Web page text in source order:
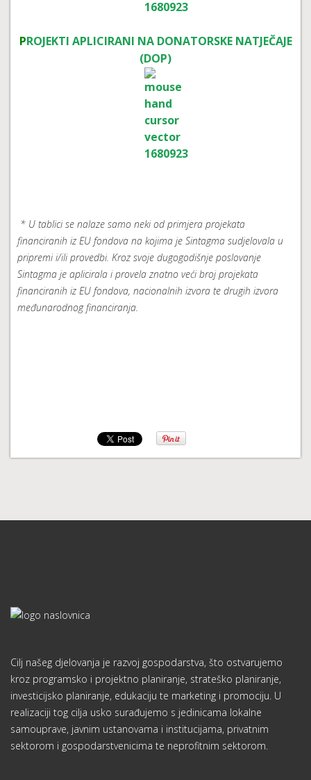
PROJEKTI APLICIRANI NA DONATORSKE NATJEČAJE
(DOP)
* U tablici se nalaze samo neki od primjera projekata
financiranih iz EU fondova na kojima je Sintagma sudjelovala u
pripremi i/ili provedbi. Kroz svoje dugogodišnje poslovanje
Sintagma je aplicirala i provela znatno veći broj projekata
financiranih iz EU fondova, nacionalnih izvora te drugih izvora
međunarodnog financiranja.
Cilj našeg djelovanja je razvoj gospodarstva, što ostvarujemo
kroz programsko i projektno planiranje, strateško planiranje,
investicijsko planiranje, edukaciju te marketing i promociju. U
realizaciji tog cilja usko surađujemo s jedinicama lokalne
samouprave, javnim ustanovama i institucijama, privatnim
sektorom i gospodarstvenicima te neprofitnim sektorom.